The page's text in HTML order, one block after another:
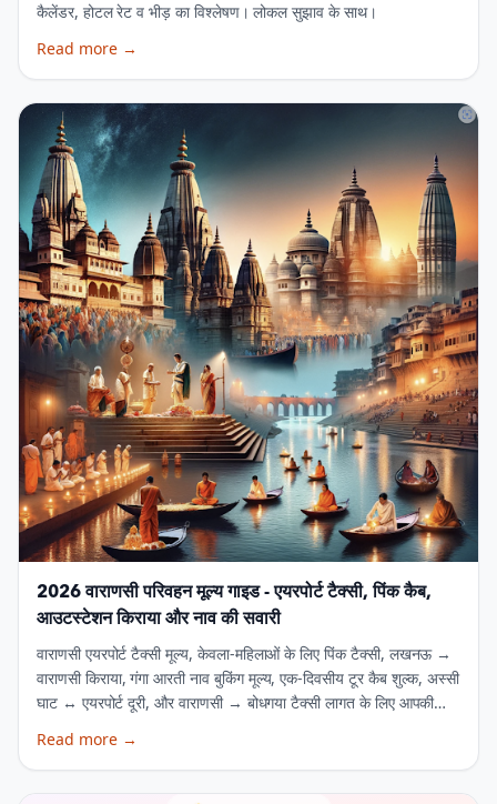
कैलेंडर, होटल रेट व भीड़ का विश्लेषण। लोकल सुझाव के साथ।
Read more →
2026 वाराणसी परिवहन मूल्य गाइड - एयरपोर्ट टैक्सी, पिंक कैब,
आउटस्टेशन किराया और नाव की सवारी
वाराणसी एयरपोर्ट टैक्सी मूल्य, केवला-महिलाओं के लिए पिंक टैक्सी, लखनऊ →
वाराणसी किराया, गंगा आरती नाव बुकिंग मूल्य, एक-दिवसीय टूर कैब शुल्‍क, अस्सी
घाट ↔ एयरपोर्ट दूरी, और वाराणसी → बोधगया टैक्सी लागत के लिए आपकी
74730 पर कॉल करें।
Read more →